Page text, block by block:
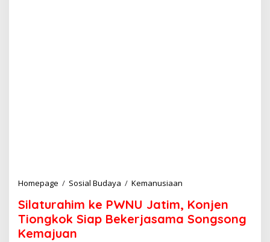
Homepage / Sosial Budaya / Kemanusiaan
a
t
Silaturahim ke PWNU Jatim, Konjen
Tiongkok Siap Bekerjasama Songsong
Kemajuan